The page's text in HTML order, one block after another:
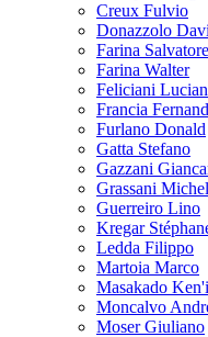
Creux Fulvio
Donazzolo
Farina Salvatore
Farina Walter
Feliciani
Francia
Furlano Donald
Gatta Stefano
Gazzani
Grassani
Guerreiro Lino
Kregar
Ledda Filippo
Martoia Marco
Masakado
Moncalvo
Moser Giuliano